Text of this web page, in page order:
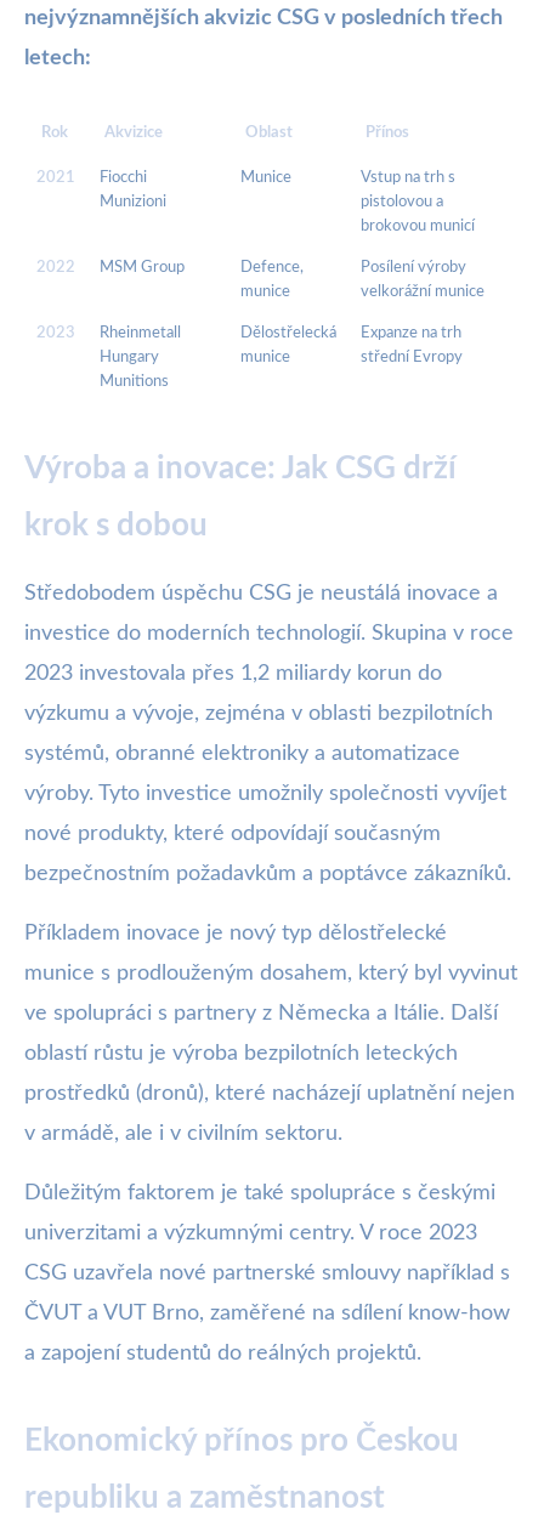
nejvýznamnějších akvizic CSG v posledních třech
letech:
Rok Akvizice Oblast Přínos
2021
Fiocchi
Munizioni
Munice
Vstup na trh s
pistolovou a
brokovou municí
2022 MSM Group
Defence,
munice
Posílení výroby
velkorážní munice
2023
Rheinmetall
Hungary
Munitions
Dělostřelecká
munice
Expanze na trh
střední Evropy
Výroba a inovace: Jak CSG drží
krok s dobou
Středobodem úspěchu CSG je neustálá inovace a
investice do moderních technologií. Skupina v roce
2023 investovala přes 1,2 miliardy korun do
výzkumu a vývoje, zejména v oblasti bezpilotních
systémů, obranné elektroniky a automatizace
výroby. Tyto investice umožnily společnosti vyvíjet
nové produkty, které odpovídají současným
bezpečnostním požadavkům a poptávce zákazníků.
Příkladem inovace je nový typ dělostřelecké
munice s prodlouženým dosahem, který byl vyvinut
ve spolupráci s partnery z Německa a Itálie. Další
oblastí růstu je výroba bezpilotních leteckých
prostředků (dronů), které nacházejí uplatnění nejen
v armádě, ale i v civilním sektoru.
Důležitým faktorem je také spolupráce s českými
univerzitami a výzkumnými centry. V roce 2023
CSG uzavřela nové partnerské smlouvy například s
ČVUT a VUT Brno, zaměřené na sdílení know-how
a zapojení studentů do reálných projektů.
Ekonomický přínos pro Českou
republiku a zaměstnanost